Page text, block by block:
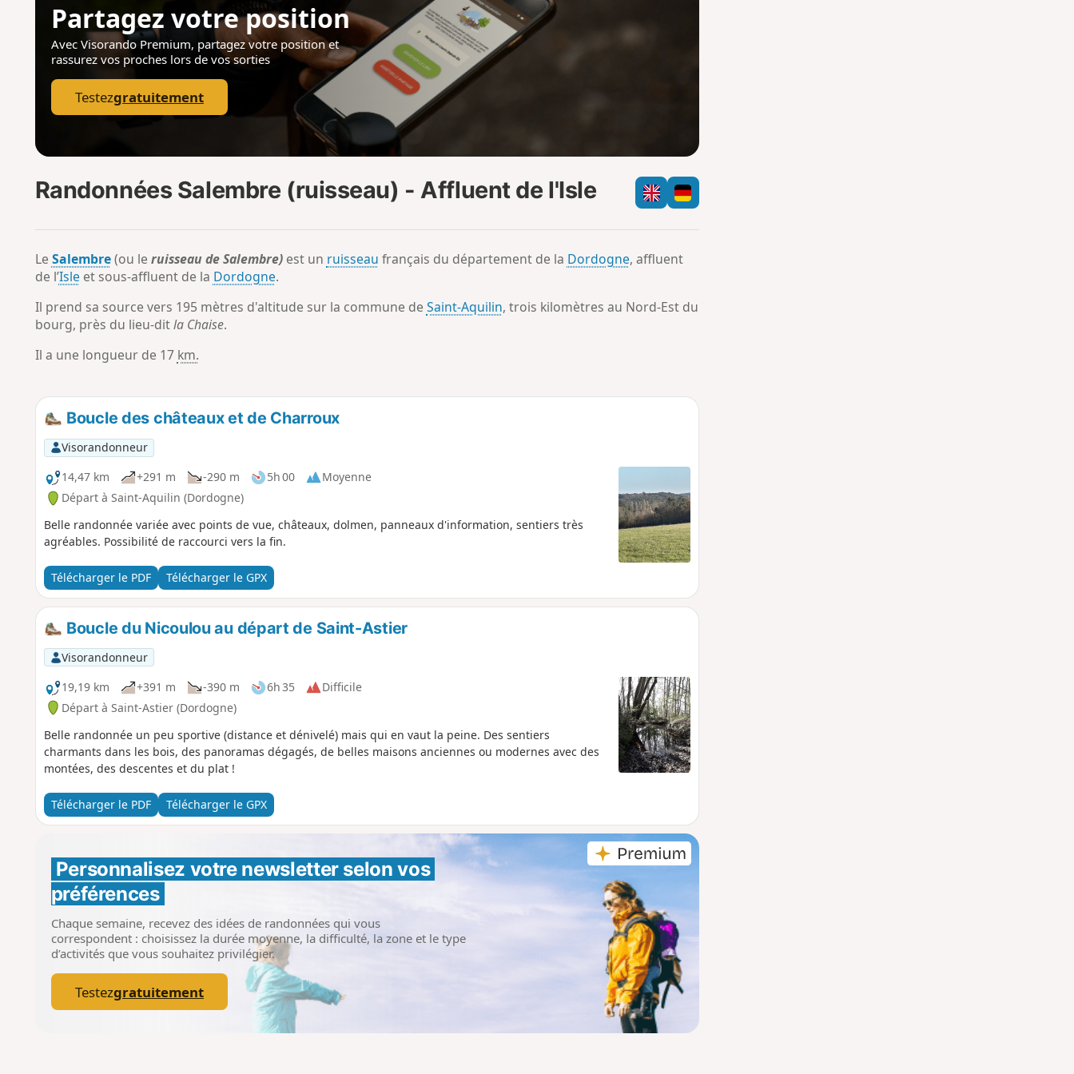
Partagez votre position
Avec Visorando Premium, partagez votre positionet
rassurez vos proches lors de vos sorties
Testezgratuitement
Randonnées Salembre (ruisseau) - Affluent de l'Isle
Le Salembre(ou le ruisseau de Salembre)est un ruisseau français du département de la Dordogne, affluent
de l’Isle et sous-affluent de la Dordogne.
Il prend sa source vers 195 mètres d'altitude sur la commune de Saint-Aquilin, trois kilomètres au Nord-Est du
bourg, près du lieu-ditla Chaise.
Il a une longueur de 17 km.
Boucle des châteaux et de Charroux
Visorandonneur
14,47 km
+291 m -290 m 5h 00
Moyenne
Départ à Saint-Aquilin (Dordogne)
Belle randonnée variée avec points de vue, châteaux, dolmen, panneaux d'information, sentiers très
agréables. Possibilité de raccourci vers la fin.
Télécharger le PDF Télécharger le GPX
Boucle du Nicoulou au départ de Saint-Astier
Visorandonneur
19,19 km
+391 m -390 m 6h 35
Difficile
Départ à Saint-Astier (Dordogne)
Belle randonnée un peu sportive (distance et dénivelé) mais qui en vaut la peine. Des sentiers
charmants dans les bois, des panoramas dégagés, de belles maisons anciennes ou modernes avec des
montées, des descentes et du plat !
Télécharger le PDF Télécharger le GPX
Personnalisez votre newsletter selon vos
préférences
Chaque semaine, recevez des idées de randonnées qui vous
correspondent : choisissez la durée moyenne, la difficulté, la zone et le type
d’activités que vous souhaitez privilégier.
Testezgratuitement